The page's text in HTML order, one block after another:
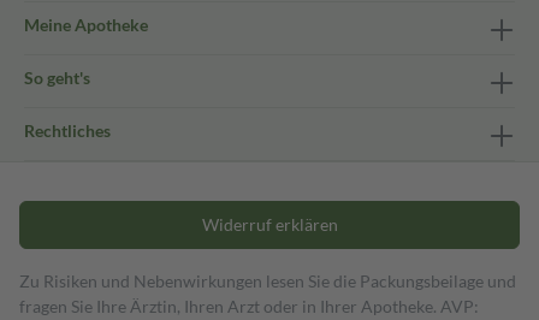
Meine Apotheke
So geht's
Rechtliches
Widerruf erklären
Zu Risiken und Nebenwirkungen lesen Sie die Packungsbeilage und
fragen Sie Ihre Ärztin, Ihren Arzt oder in Ihrer Apotheke. AVP: